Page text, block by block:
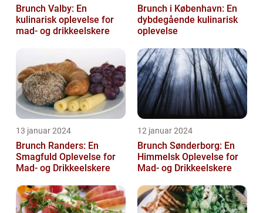
Brunch Valby: En
kulinarisk oplevelse for
mad- og drikkeelskere
Brunch i København: En
dybdegående kulinarisk
oplevelse
13 januar 2024
Brunch Randers: En
Smagfuld Oplevelse for
Mad- og Drikkeelskere
12 januar 2024
Brunch Sønderborg: En
Himmelsk Oplevelse for
Mad- og Drikkeelskere